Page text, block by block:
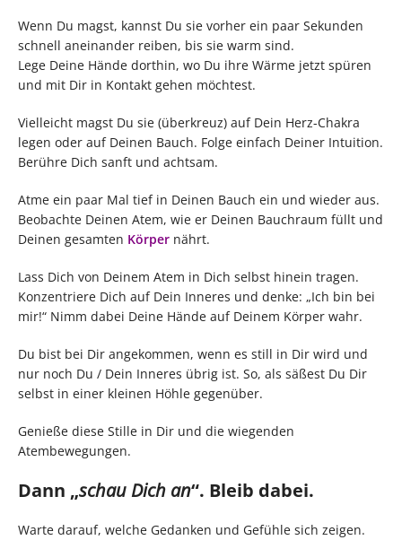
Wenn Du magst, kannst Du sie vorher ein paar Sekunden
schnell aneinander reiben, bis sie warm sind.
Lege Deine Hände dorthin, wo Du ihre Wärme jetzt spüren
und mit Dir in Kontakt gehen möchtest.
Vielleicht magst Du sie (überkreuz) auf Dein Herz-Chakra
legen oder auf Deinen Bauch. Folge einfach Deiner Intuition.
Berühre Dich sanft und achtsam.
Atme ein paar Mal tief in Deinen Bauch ein und wieder aus.
Beobachte Deinen Atem, wie er Deinen Bauchraum füllt und
Deinen gesamten Körper nährt.
Lass Dich von Deinem Atem in Dich selbst hinein tragen.
Konzentriere Dich auf Dein Inneres und denke: „Ich bin bei
mir!“ Nimm dabei Deine Hände auf Deinem Körper wahr.
Du bist bei Dir angekommen, wenn es still in Dir wird und
nur noch Du / Dein Inneres übrig ist. So, als säßest Du Dir
selbst in einer kleinen Höhle gegenüber.
Genieße diese Stille in Dir und die wiegenden
Atembewegungen.
Dann „schau Dich an“. Bleib dabei.
Warte darauf, welche Gedanken und Gefühle sich zeigen.